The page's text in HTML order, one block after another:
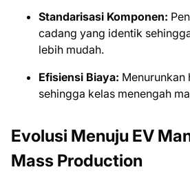
Standarisasi Komponen:
cadang yang identik
lebih mudah.
Efisiensi Biaya: Menurunkan
sehingga kelas menengah
Evolusi Menuju EV
Mass Production